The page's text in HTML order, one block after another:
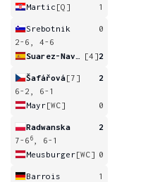
Martic [Q] 1
Srebotnik
0
2-6, 4-6
[4]2
Šafářová[7]
2
6-2, 6-1
Mayr[WC] 0
Radwanska
2
7-6 6
, 6-1
Meusburger[WC] 0
Barrois
1